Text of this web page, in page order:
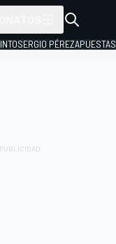
SERGIO PÉREZAPUESTAS